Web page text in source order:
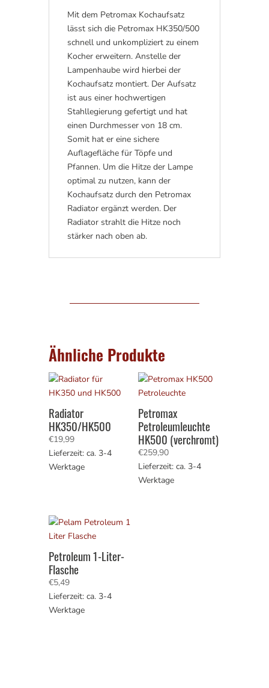
Mit dem Petromax Kochaufsatz
lässt sich die Petromax HK350/500
schnell und unkompliziert zu einem
Kocher erweitern. Anstelle der
Lampenhaube wird hierbei der
Kochaufsatz montiert. Der Aufsatz
ist aus einer hochwertigen
Stahllegierung gefertigt und hat
einen Durchmesser von 18 cm.
Somit hat er eine sichere
Auflagefläche für Töpfe und
Pfannen. Um die Hitze der Lampe
optimal zu nutzen, kann der
Kochaufsatz durch den Petromax
Radiator ergänzt werden. Der
Radiator strahlt die Hitze noch
stärker nach oben ab.
Ähnliche Produkte
Radiator
HK350/HK500
€19,99
Lieferzeit: ca. 3-4
Werktage
Petromax
Petroleumleuchte
HK500 (verchromt)
€259,90
Lieferzeit: ca. 3-4
Werktage
Petroleum 1-Liter-
Flasche
€5,49
Lieferzeit: ca. 3-4
Werktage